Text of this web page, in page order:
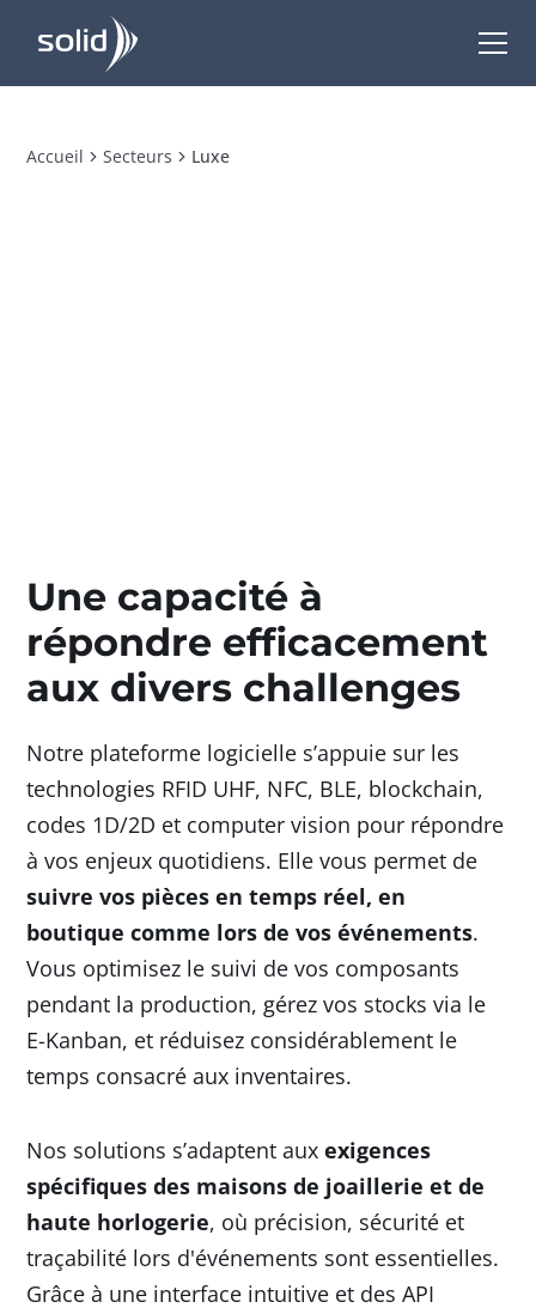
Accueil Secteurs Luxe
Une capacité à
répondre efficacement
aux divers challenges
Notre plateforme logicielle s’appuie sur les
technologies RFID UHF, NFC, BLE, blockchain,
codes 1D/2D et computer vision pour répondre
à vos enjeux quotidiens. Elle vous permet de
suivre vos pièces en temps réel, en
boutique comme lors de vos événements.
Vous optimisez le suivi de vos composants
pendant la production, gérez vos stocks via le
E-Kanban, et réduisez considérablement le
temps consacré aux inventaires.
Nos solutions s’adaptent auxexigences
spécifiques des maisons de joaillerie et de
haute horlogerie, où précision, sécurité et
traçabilité lors d'événements sont essentielles.
Grâce à une interface intuitive et des API